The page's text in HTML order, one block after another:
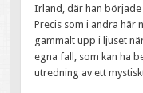
Irland, där han
Precis som i andra här
gammalt upp i ljuset
egna fall, som kan ha
utredning av ett